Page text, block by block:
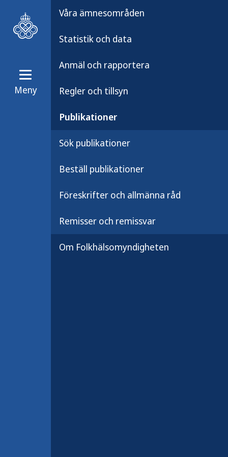
Meny
Våra ämnesområden
Statistik och data
Anmäl och rapportera
Regler och tillsyn
Publikationer
Sök publikationer
Beställ publikationer
Föreskrifter och allmänna råd
Remisser och remissvar
Om Folkhälsomyndigheten
Publikationer
Bra att veta om
(arabiska)
Ett faktablad till vårdnadshavare
påssjuka och röda hund i det
Dessa sjukdomar är mycket
barn. Att vaccinera barnet är det
Bra att veta om
Via länken finns faktabladet att